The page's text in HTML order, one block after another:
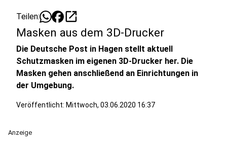
Teilen: open_in_new
Masken aus dem 3D-Drucker
Die Deutsche Post in Hagen stellt aktuell
Schutzmasken im eigenen 3D-Drucker her. Die
Masken gehen anschließend an Einrichtungen in
der Umgebung.
Veröffentlicht: Mittwoch, 03.06.2020 16:37
Anzeige